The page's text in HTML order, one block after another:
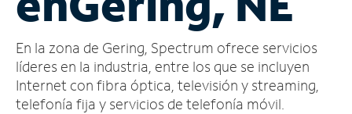
cuenta
Encuentra
una
tienda
En la zona de Gering, Spectrum ofrece servicios
líderes en la industria, entre los que se incluyen
Internet con fibra óptica, televisión y streaming,
telefonía fija y servicios de telefonía móvil.